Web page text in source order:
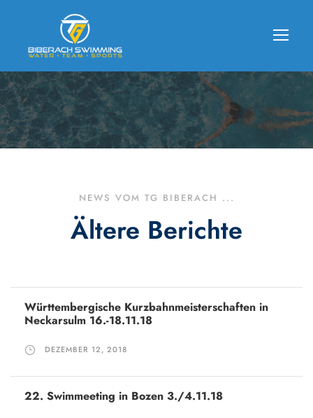
NEWS VOM TG BIBERACH ...
Ältere Berichte
Württembergische Kurzbahnmeisterschaften in
Neckarsulm 16.-18.11.18
DEZEMBER 12, 2018
22. Swimmeeting in Bozen 3./4.11.18